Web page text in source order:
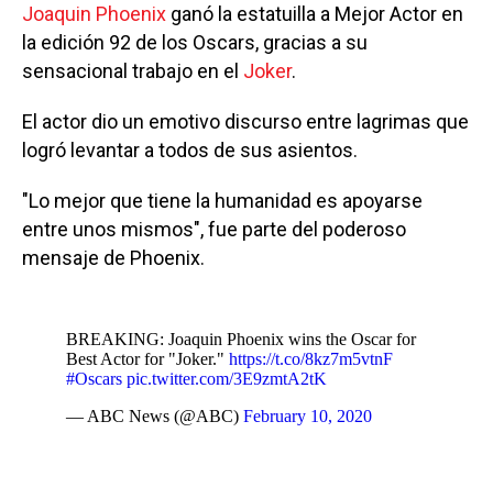
Joaquin Phoenix ganó la estatuilla a Mejor Actor en
la edición 92 de los Oscars, gracias a su
sensacional trabajo en el Joker.
El actor dio un emotivo discurso entre lagrimas que
logró levantar a todos de sus asientos.
"Lo mejor que tiene la humanidad es apoyarse
entre unos mismos", fue parte del poderoso
mensaje de Phoenix.
BREAKING: Joaquin Phoenix wins the Oscar for
Best Actor for "Joker." https://t.co/8kz7m5vtnF
#Oscars pic.twitter.com/3E9zmtA2tK
— ABC News (@ABC) February 10, 2020